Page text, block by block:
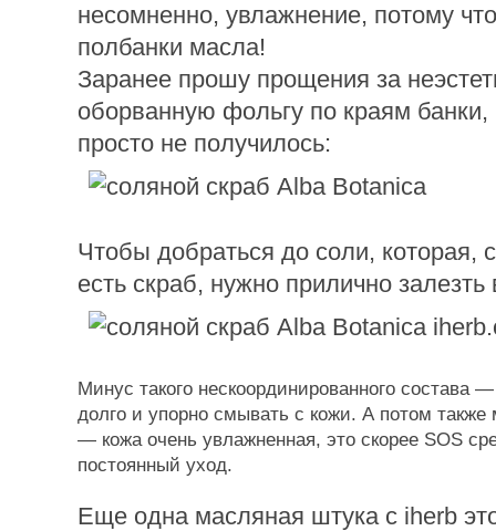
несомненно, увлажнение, потому
полбанки масла!
Заранее прошу прощения за
оборванную фольгу по краям банки,
просто не получилось:
Чтобы добраться до соли, которая,
есть скраб, нужно прилично залезть
Минус такого нескоординированного состава
долго и упорно смывать с кожи. А потом
— кожа очень увлажненная, это скорее SOS
постоянный уход.
Еще одна масляная штука с iherb